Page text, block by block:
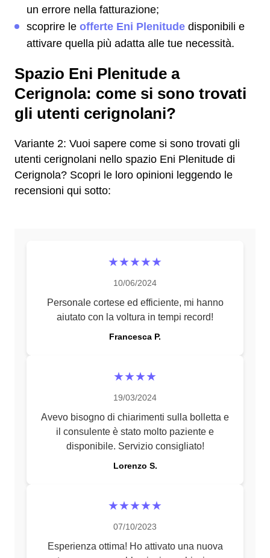
un errore nella fatturazione;
scoprire le offerte Eni Plenitude disponibili e
attivare quella più adatta alle tue necessità.
Spazio Eni Plenitude a
Cerignola: come si sono trovati
gli utenti cerignolani?
Variante 2: Vuoi sapere come si sono trovati gli
utenti cerignolani nello spazio Eni Plenitude di
Cerignola? Scopri le loro opinioni leggendo le
recensioni qui sotto:
★★★★★
10/06/2024
Personale cortese ed efficiente, mi hanno
aiutato con la voltura in tempi record!
Francesca P.
★★★★
19/03/2024
Avevo bisogno di chiarimenti sulla bolletta e
il consulente è stato molto paziente e
disponibile. Servizio consigliato!
Lorenzo S.
★★★★★
07/10/2023
Esperienza ottima! Ho attivato una nuova